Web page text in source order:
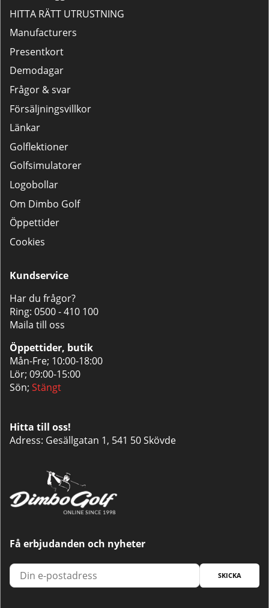
HITTA RÄTT UTRUSTNING
Manufacturers
Presentkort
Demodagar
Frågor & svar
Försäljningsvillkor
Länkar
Golflektioner
Golfsimulatorer
Logobollar
Om Dimbo Golf
Öppettider
Cookies
Kundservice
Har du frågor?
Ring: 0500 - 410 100
Maila till oss
Öppettider, butik
Mån-Fre; 10:00-18:00
Lör; 09:00-15:00
Sön; Stängt
Hitta till oss!
Adress: Gesällgatan 1, 541 50 Skövde
Få erbjudanden och nyheter
SKICKA